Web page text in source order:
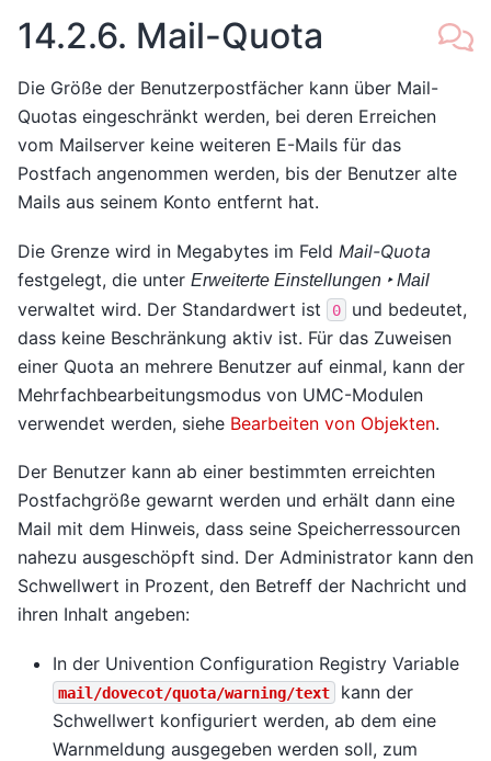
14.2.6. Mail-Quota
Die Größe der Benutzerpostfächer kann über Mail-
Quotas eingeschränkt werden, bei deren Erreichen
vom Mailserver keine weiteren E-Mails für das
Postfach angenommen werden, bis der Benutzer alte
Mails aus seinem Konto entfernt hat.
Die Grenze wird in Megabytes im Feld Mail-Quota
festgelegt, die unter Erweiterte Einstellungen ‣ Mail
verwaltet wird. Der Standardwert ist 0
und bedeutet,
dass keine Beschränkung aktiv ist. Für das Zuweisen
einer Quota an mehrere Benutzer auf einmal, kann der
Mehrfachbearbeitungsmodus von UMC-Modulen
verwendet werden, siehe Bearbeiten von Objekten.
Der Benutzer kann ab einer bestimmten erreichten
Postfachgröße gewarnt werden und erhält dann eine
Mail mit dem Hinweis, dass seine Speicherressourcen
nahezu ausgeschöpft sind. Der Administrator kann den
Schwellwert in Prozent, den Betreff der Nachricht und
ihren Inhalt angeben:
In der Univention Configuration Registry Variable
mail/dovecot/quota/warning/text
kann der
Schwellwert konfiguriert werden, ab dem eine
Warnmeldung ausgegeben werden soll, zum